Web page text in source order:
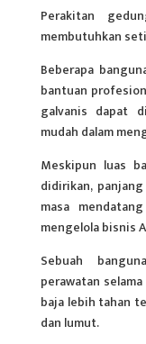
Perakitan
membutuhkan
Beberapa
bantuan
galvanis dapat
mudah dalam
Meskipun luas
didirikan,
masa
mengelola bisnis
Sebuah
perawatan
baja lebih tahan
dan lumut.